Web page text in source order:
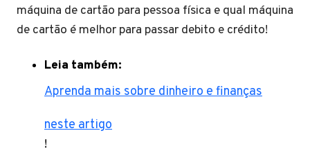
máquina de cartão para pessoa física e qual máquina
de cartão é melhor para passar debito e crédito!
Leia também:
Aprenda mais sobre dinheiro e finanças
neste artigo
!